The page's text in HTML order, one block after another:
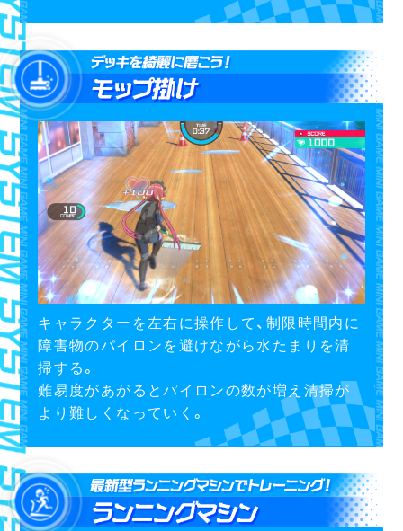
キャラクターを左右に操作して、制限時間内に
障害物のパイロンを避けながら水たまりを清
掃する。
難易度があがるとパイロンの数が増え清掃が
より難しくなっていく。